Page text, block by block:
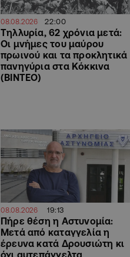
08.08.2026 22:00
Τηλλυρία, 62 χρόνια μετά:
Οι μνήμες του μαύρου
πρωινού και τα προκλητικά
πανηγύρια στα Κόκκινα
(ΒΙΝΤΕΟ)
08.08.2026 19:13
Πήρε θέση η Αστυνομία:
Μετά από καταγγελία η
έρευνα κατά Δρουσιώτη κι
όχι αυτεπάγγελτα